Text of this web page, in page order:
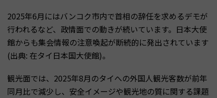
2025年6月にはバンコク市内で首相の辞任を求めるデモが
行われるなど、政情面での動きが続いています。日本大使
館からも集会情報の注意喚起が断続的に発出されています
(出典: 在タイ日本国大使館)。
観光面では、2025年8月のタイへの外国人観光客数が前年
同月比で減少し、安全イメージや観光地の質に関する課題